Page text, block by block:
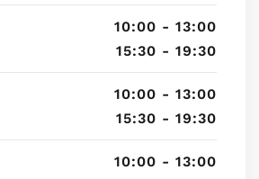
10:00 - 13:00
15:30 - 19:30
10:00 - 13:00
15:30 - 19:30
10:00 - 13:00